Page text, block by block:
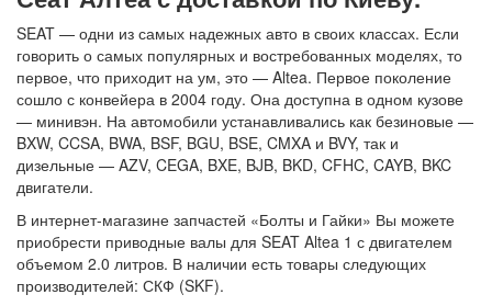
SEAT — одни из самых надежных авто в своих классах. Если
говорить о самых популярных и востребованных моделях, то
первое, что приходит на ум, это — Altea. Первое поколение
сошло с конвейера в 2004 году. Она доступна в одном кузове
— минивэн. На автомобили устанавливались как безиновые —
BXW, CCSA, BWA, BSF, BGU, BSE, CMXA и BVY, так и
дизельные — AZV, CEGA, BXE, BJB, BKD, CFHC, CAYB, BKC
двигатели.
В интернет-магазине запчастей «Болты и Гайки» Вы можете
приобрести приводные валы для SEAT Altea 1 с двигателем
объемом 2.0 литров. В наличии есть товары следующих
производителей: СКФ (SKF).